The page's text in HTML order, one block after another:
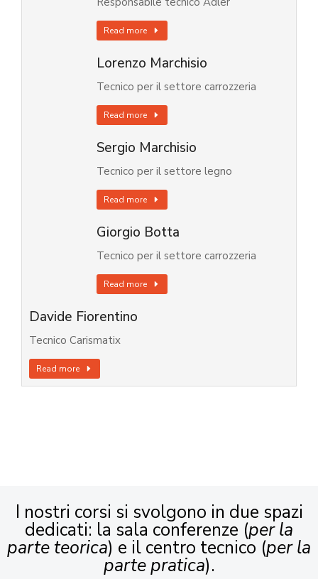
Read more
Lorenzo Marchisio
Tecnico per il settore carrozzeria
Read more
Sergio Marchisio
Tecnico per il settore legno
Read more
Giorgio Botta
Tecnico per il settore carrozzeria
Read more
Davide Fiorentino
Tecnico Carismatix
Read more
I nostri corsi si svolgono in due spazi
dedicati: la sala conferenze (per la
parte teorica) e il centro tecnico (per la
parte pratica).